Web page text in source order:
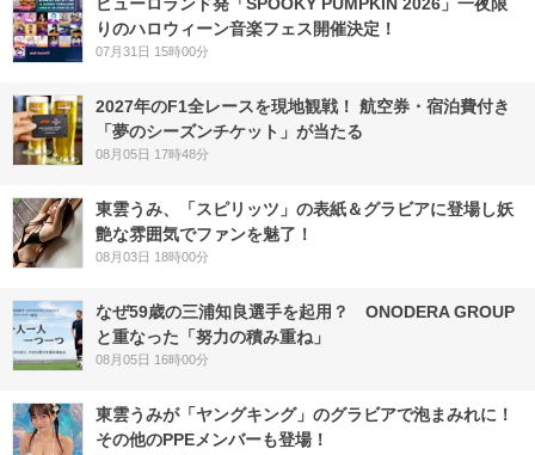
りのハロウィーン音楽フェス開催決定！
07月31日 15時00分
2027年のF1全レースを現地観戦！ 航空券・宿泊費付き
「夢のシーズンチケット」が当たる
08月05日 17時48分
東雲うみ、「スピリッツ」の表紙＆グラビアに登場し妖
艶な雰囲気でファンを魅了！
08月03日 18時00分
なぜ59歳の三浦知良選手を起用？ ONODERA GROUP
と重なった「努力の積み重ね」
08月05日 16時00分
東雲うみが「ヤングキング」のグラビアで泡まみれに！
その他のPPEメンバーも登場！